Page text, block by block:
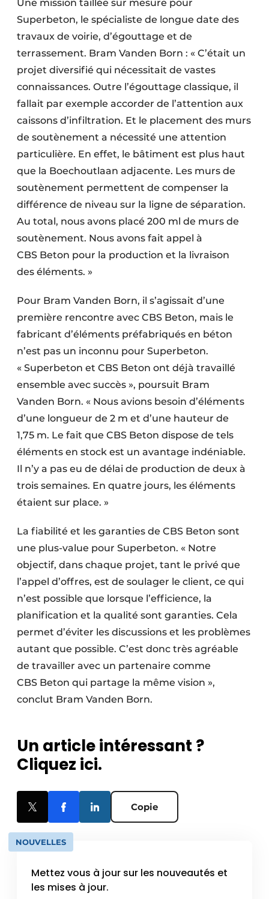
Une mission taillée sur mesure pour
Superbeton, le spécialiste de longue date des
travaux de voirie, d’égouttage et de
terrassement. Bram Vanden Born : « C’était un
projet diversifié qui nécessitait de vastes
connaissances. Outre l’égouttage classique, il
fallait par exemple accorder de l’attention aux
caissons d’infiltration. Et le placement des murs
de soutènement a nécessité une attention
particulière. En effet, le bâtiment est plus haut
que la Boechoutlaan adjacente. Les murs de
soutènement permettent de compenser la
différence de niveau sur la ligne de séparation.
Au total, nous avons placé 200 ml de murs de
soutènement. Nous avons fait appel à
CBS Beton pour la production et la livraison
des éléments. »
Pour Bram Vanden Born, il s’agissait d’une
première rencontre avec CBS Beton, mais le
fabricant d’éléments préfabriqués en béton
n’est pas un inconnu pour Superbeton.
« Superbeton et CBS Beton ont déjà travaillé
ensemble avec succès », poursuit Bram
Vanden Born. « Nous avions besoin d’éléments
d’une longueur de 2 m et d’une hauteur de
1,75 m. Le fait que CBS Beton dispose de tels
éléments en stock est un avantage indéniable.
Il n’y a pas eu de délai de production de deux à
trois semaines. En quatre jours, les éléments
étaient sur place. »
La fiabilité et les garanties de CBS Beton sont
une plus-value pour Superbeton. « Notre
objectif, dans chaque projet, tant le privé que
l’appel d’offres, est de soulager le client, ce qui
n’est possible que lorsque l’efficience, la
planification et la qualité sont garanties. Cela
permet d’éviter les discussions et les problèmes
autant que possible. C’est donc très agréable
de travailler avec un partenaire comme
CBS Beton qui partage la même vision »,
conclut Bram Vanden Born.
Un article intéressant ?
Cliquez ici.
Copie
NOUVELLES
Mettez vous à jour sur les nouveautés et
les mises à jour.